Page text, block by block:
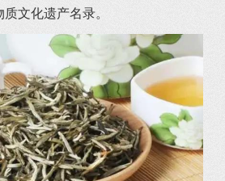
质文化遗产名录。